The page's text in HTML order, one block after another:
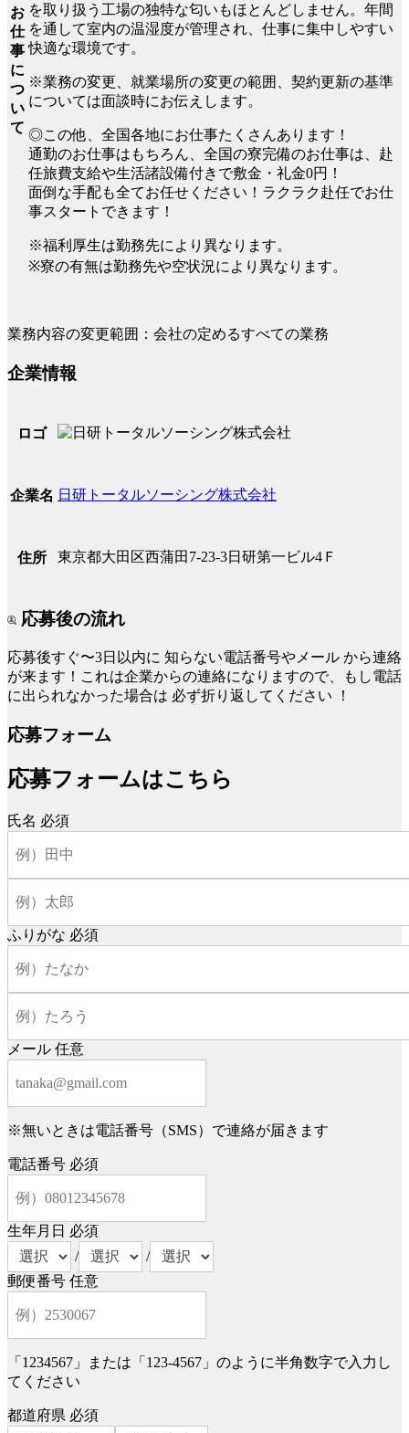
お
仕
事
に
つ
い
て
を取り扱う工場の独特な匂いもほとんどしません。年間
を通して室内の温湿度が管理され、仕事に集中しやすい
快適な環境です。
※業務の変更、就業場所の変更の範囲、契約更新の基準
については面談時にお伝えします。
◎この他、全国各地にお仕事たくさんあります！
通勤のお仕事はもちろん、全国の寮完備のお仕事は、赴
任旅費支給や生活諸設備付きで敷金・礼金0円！
面倒な手配も全てお任せください！ラクラク赴任でお仕
事スタートできます！
※福利厚生は勤務先により異なります。
※寮の有無は勤務先や空状況により異なります。
業務内容の変更範囲：会社の定めるすべての業務
企業情報
ロゴ
企業名 日研トータルソーシング株式会社
住所 東京都大田区西蒲田7-23-3日研第一ビル4Ｆ
応募後の流れ
応募後すぐ〜3日以内に 知らない電話番号やメール から連絡
が来ます！これは企業からの連絡になりますので、もし電話
に出られなかった場合は 必ず折り返してください ！
応募フォーム
応募フォームはこちら
氏名 必須
ふりがな 必須
メール 任意
※無いときは電話番号（SMS）で連絡が届きます
電話番号 必須
生年月日 必須
/
/
郵便番号 任意
「1234567」または「123-4567」のように半角数字で入力し
てください
都道府県 必須